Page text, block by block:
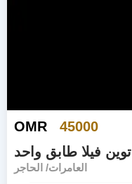
OMR
45000
توين فيلا طابق واحد
العامرات/ الحاجر